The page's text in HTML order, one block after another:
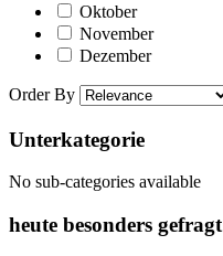
Oktober
November
Dezember
Order By
Unterkategorie
No sub-categories available
heute besonders gefragt